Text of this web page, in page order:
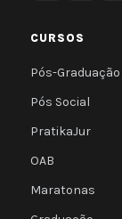
CURSOS
Pós-Graduação
Pós Social
PratikaJur
OAB
Maratonas